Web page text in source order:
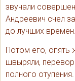
звучали
Андреевич счел
до лучших времен.
Потом его, опять
швыряли,
полного